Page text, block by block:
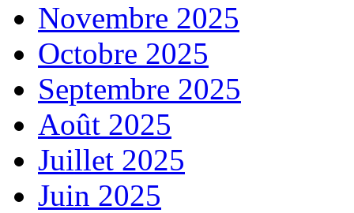
Novembre 2025
Octobre 2025
Septembre 2025
Août 2025
Juillet 2025
Juin 2025